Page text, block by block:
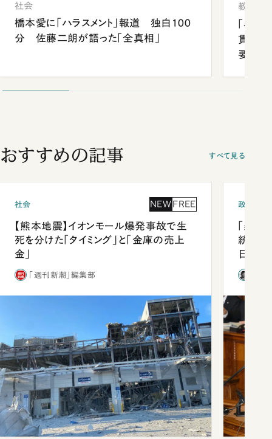
社会
橋本愛に「ハラスメント」報道 独白100
分 佐藤二朗が語った「全真相」
教育
「早
貫校へ
要だっ
おすすめの記事 すべて見る
社会 NEW FREE
【熊本地震】イオンモール爆発事故で生
死を分けた「タイミング」と「金庫の売上
金」
「週刊新潮」編集部
政治
「楽し
統領と
日米
が明
談まで